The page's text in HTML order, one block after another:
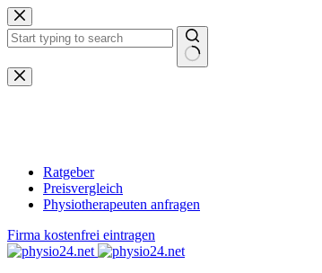
Zum
Inhalt
springen
Keine
Ergebnisse
Ratgeber
Preisvergleich
Physiotherapeuten anfragen
Firma kostenfrei eintragen